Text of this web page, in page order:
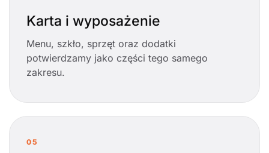
Karta i wyposażenie
Menu, szkło, sprzęt oraz dodatki
potwierdzamy jako części tego samego
zakresu.
05